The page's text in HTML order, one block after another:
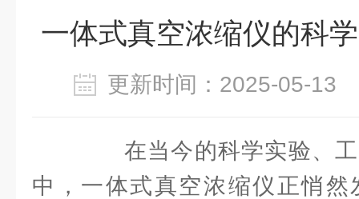
一体式真空浓缩仪的科
更新时间：2025-05-
在当今的科学实验、工
中，一体式真空浓缩仪正悄